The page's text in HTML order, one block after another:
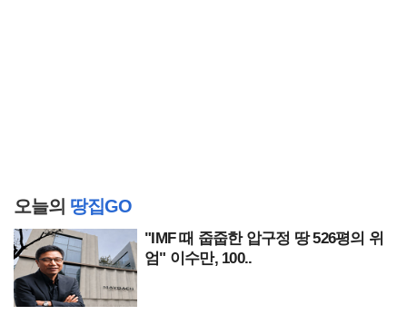
오늘의 땅집GO
"IMF 때 줍줍한 압구정 땅 526평의 위
엄" 이수만, 100..